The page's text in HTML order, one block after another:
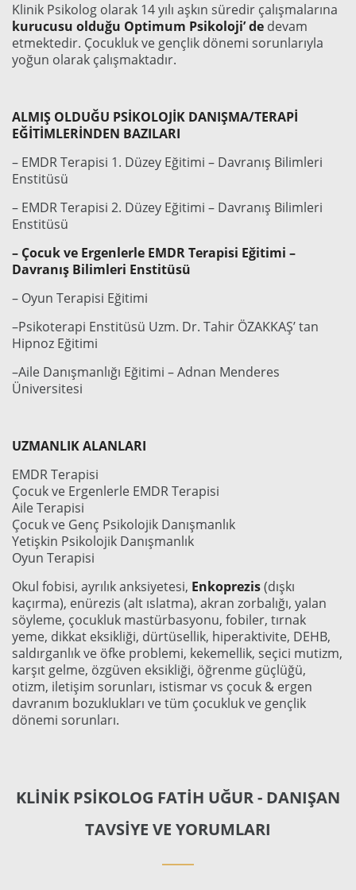
Klinik Psikolog olarak 14 yılı aşkın süredir çalışmalarına
kurucusu olduğu Optimum Psikoloji’ de devam
etmektedir. Çocukluk ve gençlik dönemi sorunlarıyla
yoğun olarak çalışmaktadır.
ALMIŞ OLDUĞU PSİKOLOJİK DANIŞMA/TERAPİ
EĞİTİMLERİNDEN BAZILARI
– EMDR Terapisi 1. Düzey Eğitimi – Davranış Bilimleri
Enstitüsü
– EMDR Terapisi 2. Düzey Eğitimi – Davranış Bilimleri
Enstitüsü
– Çocuk ve Ergenlerle EMDR Terapisi Eğitimi –
Davranış Bilimleri Enstitüsü
– Oyun Terapisi Eğitimi
–Psikoterapi Enstitüsü Uzm. Dr. Tahir ÖZAKKAŞ’ tan
Hipnoz Eğitimi
–Aile Danışmanlığı Eğitimi – Adnan Menderes
Üniversitesi
UZMANLIK ALANLARI
EMDR Terapisi
Çocuk ve Ergenlerle EMDR Terapisi
Aile Terapisi
Çocuk ve Genç Psikolojik Danışmanlık
Yetişkin Psikolojik Danışmanlık
Oyun Terapisi
Okul fobisi, ayrılık anksiyetesi, Enkoprezis(dışkı
kaçırma), enürezis (alt ıslatma), akran zorbalığı, yalan
söyleme, çocukluk mastürbasyonu, fobiler, tırnak
yeme, dikkat eksikliği, dürtüsellik, hiperaktivite, DEHB,
saldırganlık ve öfke problemi, kekemellik, seçici mutizm,
karşıt gelme, özgüven eksikliği, öğrenme güçlüğü,
otizm, iletişim sorunları, istismar vs çocuk & ergen
davranım bozuklukları ve tüm çocukluk ve gençlik
dönemi sorunları.
KLINIK PSIKOLOG FATIH UĞUR - DANIŞAN
TAVSIYE VE YORUMLARI